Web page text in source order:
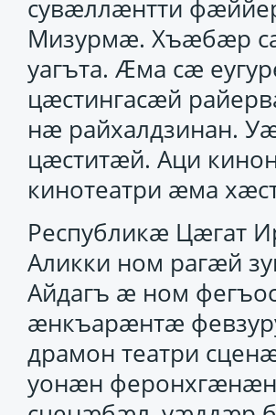
сувӕллӕнтти
Мизурмӕ. Хъӕбӕр
уагъта. Ӕма сӕ
цӕстингасӕй
нӕ райхалдзинан.
цӕститӕй. Аци
кинотеатри ӕма
Республикӕ Цӕгат
Аликки ном рагӕй
Айдагъ ӕ ном
ӕнкъарӕнтӕ
драмон театри
уонӕн